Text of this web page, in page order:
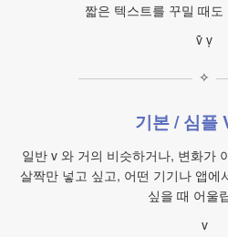
짧은 텍스트를 꾸밀 때
ṽ ṿ
✧
기본 / 심플
일반 v 와 거의 비슷하거나, 변화가
살짝만 넣고 싶고, 어떤 기기나 앱에
싶을 때 어울
v